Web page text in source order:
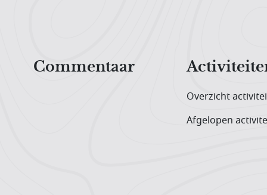
Commentaar
Overzicht
Afgelopen